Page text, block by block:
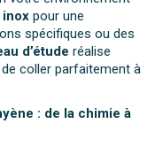
inox pour une
spécifiques ou des
d’étude réalise
coller parfaitement à
: de la chimie à